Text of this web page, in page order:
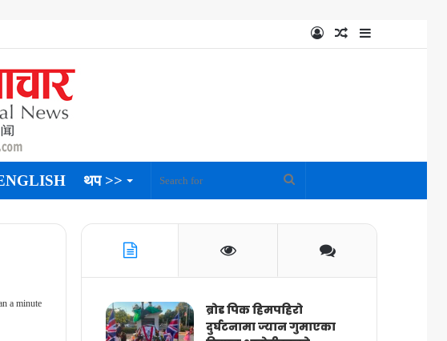
Sidebar
Random
Log
थप >>
a minute
ब्रोड पिक हिमपहिरो
दुर्घटनामा ज्यान गुमाएका